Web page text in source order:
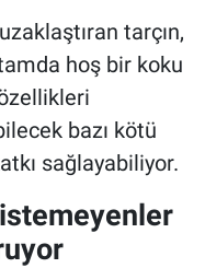
tarçın,
hoş bir koku
bazı kötü
sağlayabiliyor.